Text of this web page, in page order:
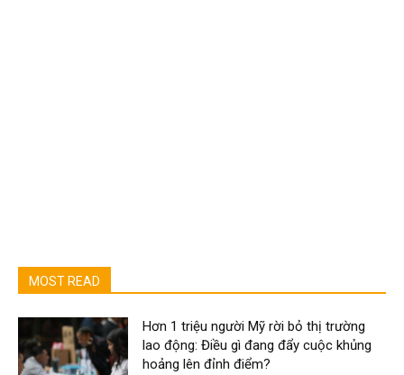
MOST READ
Hơn 1 triệu người Mỹ rời bỏ thị trường
lao động: Điều gì đang đẩy cuộc khủng
hoảng lên đỉnh điểm?